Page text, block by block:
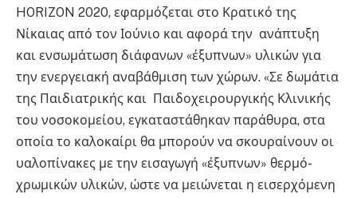
HORIZON 2020, εφαρμόζεται στο Κρατικό της
Νίκαιας από τον Ιούνιο και αφορά την ανάπτυξη
και ενσωμάτωση διάφανων «έξυπνων» υλικών για
την ενεργειακή αναβάθμιση των χώρων. «Σε δωμάτια
της Παιδιατρικής και Παιδοχειρουργικής Κλινικής
του νοσοκομείου, εγκαταστάθηκαν παράθυρα, στα
οποία το καλοκαίρι θα μπορούν να σκουραίνουν οι
υαλοπίνακες με την εισαγωγή «έξυπνων» θερμό-
χρωμικών υλικών, ώστε να μειώνεται η εισερχόμενη